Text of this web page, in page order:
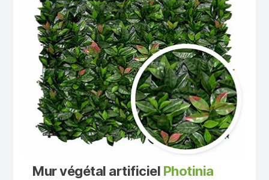
Mur végétal artificiel Photinia